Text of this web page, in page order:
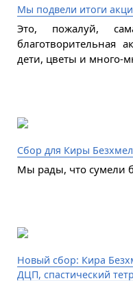
Мы подвели итоги
Это, пожалуй,
благотворительная
дети, цветы и много-
Сбор для Киры
Мы рады, что сумели
Новый сбор: Кира
ДЦП, спастический